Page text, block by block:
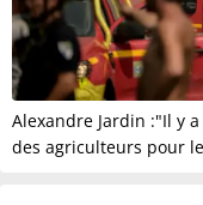
Alexandre Jardin :"Il y
des agriculteurs pour